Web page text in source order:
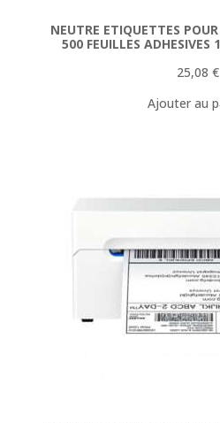
NEUTRE ETIQUETTES
500 FEUILLES
25,08 €
Ajouter au